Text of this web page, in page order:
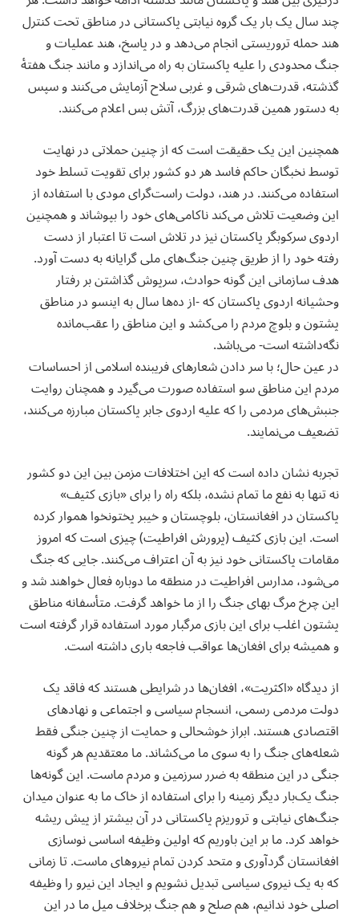
چند سال یک بار یک گروه نیابتی پاکستانی در مناطق تحت کنترل
هند حمله تروریستی انجام می‌دهد و در پاسخ، هند عملیات و
جنگ‌ محدودی را علیه پاکستان به راه می‌اندازد و مانند جنگ هفتهٔ
گذشته، قدرت‌های شرقی و غربی سلاح آزمایش می‌کنند و سپس
به دستور همین قدرت‌های بزرگ، آتش بس اعلام می‌کنند.
‏همچنین این یک حقیقت است که از چنین حملاتی در نهایت
توسط نخبگان حاکم فاسد هر دو کشور برای تقویت تسلط خود
استفاده می‌کنند. در هند، دولت راست‌گرای مودی با استفاده از
این وضعیت تلاش می‌کند ناکامی‌های خود را بپوشاند و همچنین
اردوی سرکوبگر پاکستان نیز در تلاش است تا اعتبار از دست
رفته خود را از طریق چنین جنگ‌های ملی گرایانه به دست آورد.
هدف سازمانی این گونه حوادث، سرپوش گذاشتن بر رفتار
وحشیانه اردوی پاکستان که -از ده‌ها سال به اینسو در مناطق
پشتون و بلوچ مردم را می‌کشد و این مناطق را عقب‌مانده
نگه‌داشته است- می‌باشد.
‏در عین حال؛ با سر دادن شعارهای فریبنده اسلامی از احساسات
مردم این مناطق سو استفاده صورت می‌گیرد و همچنان روایت
جنبش‌های مردمی را که علیه اردوی جابر پاکستان مبارزه می‌کنند،
تضعیف می‌نمایند.
‏تجربه نشان داده است که این اختلافات مزمن بین این دو کشور
نه تنها به نفع ما تمام نشده، بلکه راه را برای «بازی کثیف»
پاکستان در افغانستان، بلوچستان و خیبر پختونخوا هموار کرده
است. این بازی کثیف (پرورش افراطیت) چیزی است که امروز
مقامات پاکستانی خود نیز به آن اعتراف می‌کنند. جایی که جنگ
می‌شود، مدارس افراطیت در منطقه ما دوباره فعال خواهند شد و
این چرخ مرگ بهای جنگ را از ما خواهد گرفت. متأسفانه مناطق
پشتون اغلب برای این بازی مرگبار مورد استفاده قرار گرفته است
و همیشه برای افغان‌ها عواقب فاجعه باری داشته است.
‏از دیدگاه «اکثریت»، افغان‌ها در شرایطی هستند که فاقد یک
دولت مردمی رسمی، انسجام سیاسی و اجتماعی و نهادهای
اقتصادی هستند. ابراز خوشحالی و حمایت از چنین جنگی فقط
شعله‌های جنگ را به سوی ما می‌کشاند. ما معتقدیم هر گونه
جنگی در این منطقه به ضرر سرزمین و مردم ماست. این گونه‌ها
جنگ یک‌بار دیگر زمینه را برای استفاده از خاک ما به عنوان میدان
جنگ‌های نیابتی و تروریزم پاکستانی در آن بیشتر از پیش ریشه
خواهد کرد. ما بر این باوریم که اولین وظیفه اساسی نوسازی
افغانستان گردآوری و متحد کردن تمام نیروهای ماست. تا زمانی
که به یک نیروی سیاسی تبدیل نشویم و ایجاد این نیرو را وظیفه
اصلی خود ندانیم، هم صلح و هم جنگ برخلاف میل ما در این